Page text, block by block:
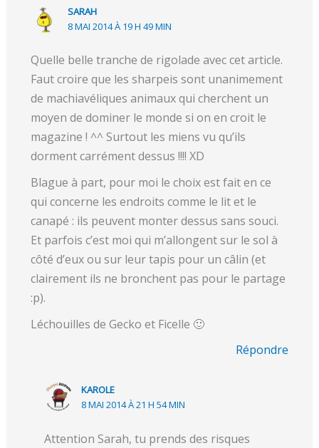
SARAH
8 MAI 2014 À 19 H 49 MIN
Quelle belle tranche de rigolade avec cet article.
Faut croire que les sharpeis sont unanimement
de machiavéliques animaux qui cherchent un
moyen de dominer le monde si on en croit le
magazine ! ^^ Surtout les miens vu qu’ils
dorment carrément dessus !!!! XD
Blague à part, pour moi le choix est fait en ce
qui concerne les endroits comme le lit et le
canapé : ils peuvent monter dessus sans souci.
Et parfois c’est moi qui m’allongent sur le sol à
côté d’eux ou sur leur tapis pour un câlin (et
clairement ils ne bronchent pas pour le partage
:p).
Léchouilles de Gecko et Ficelle 🙂
Répondre
KAROLE
8 MAI 2014 À 21 H 54 MIN
Attention Sarah, tu prends des risques